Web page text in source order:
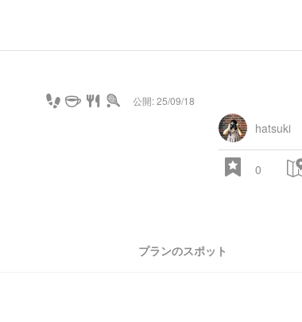
公開: 25/09/18
hatsuki
0
プランのスポット